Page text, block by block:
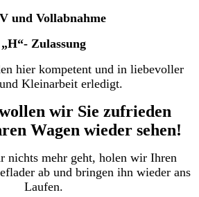
und Vollabnahme
„H“- Zulassung
hier kompetent und in liebevoller
Kleinarbeit erledigt.
wir Sie zufrieden
Wagen wieder sehen!
nichts mehr geht, holen wir Ihren
ab und bringen ihn wieder ans
Laufen.